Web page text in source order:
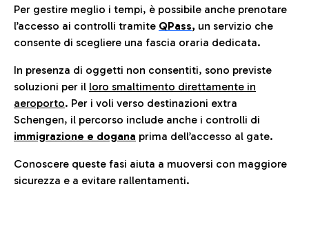
Per gestire meglio i tempi, è possibile anche prenotare
l’accesso ai controlli tramite QPass, un servizio che
consente di scegliere una fascia oraria dedicata.
In presenza di oggetti non consentiti, sono previste
soluzioni per il loro smaltimento direttamente in
aeroporto. Per i voli verso destinazioni extra
Schengen, il percorso include anche i controlli di
immigrazione e dogana prima dell’accesso al gate.
Conoscere queste fasi aiuta a muoversi con maggiore
sicurezza e a evitare rallentamenti.